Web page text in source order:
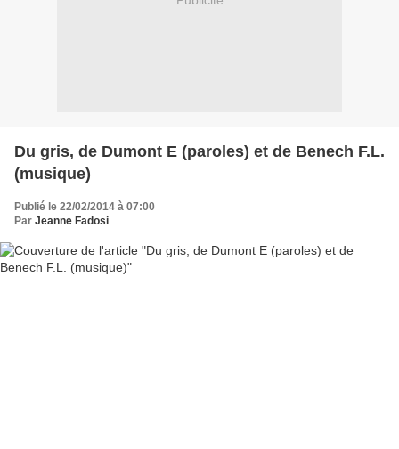
Du gris, de Dumont E (paroles) et de Benech F.L.
(musique)
Publié le 22/02/2014 à 07:00
Par Jeanne Fadosi